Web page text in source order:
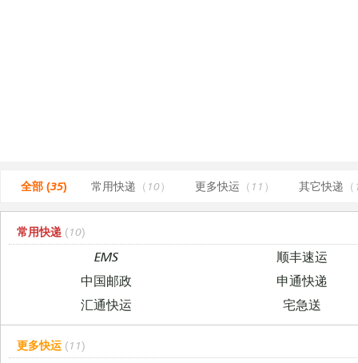
全部 (35) 常用快递 （10） 更多快运 （11） 其它快递
常用快递 (10)
EMS
顺丰速运
中国邮政
申通快递
汇通快运
宅急送
更多快运 (11)